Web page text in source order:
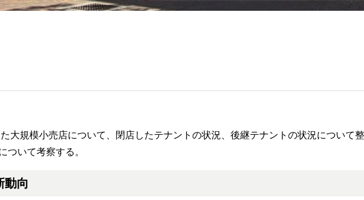
大規模小売店について、閉店したテナントの状況、後継テナントの状況について
ついて考察する。
動向